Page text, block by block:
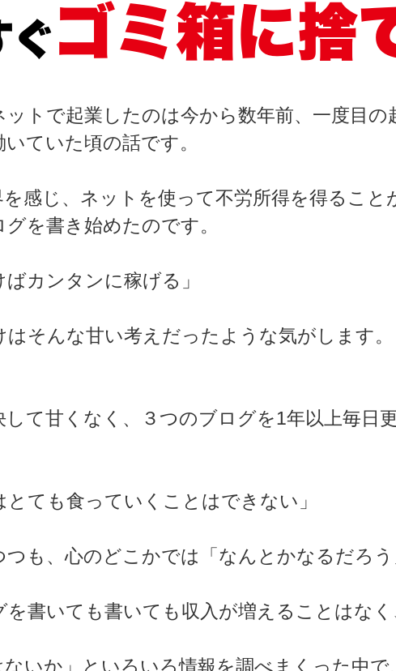
ゴミ箱に捨
トで起業したのは今から数年前、一度目
ていた頃の話です。
感じ、ネットを使って不労所得を得るこ
を書き始めたのです。
ばカンタンに稼げる」
そんな甘い考えだったような気がします。
して甘くなく、３つのブログを1年以上毎日
とても食っていくことはできない」
つも、心のどこかでは「なんとかなるだろう
を書いても書いても収入が増えることはなく
ないか」といろいろ情報を調べまくった中